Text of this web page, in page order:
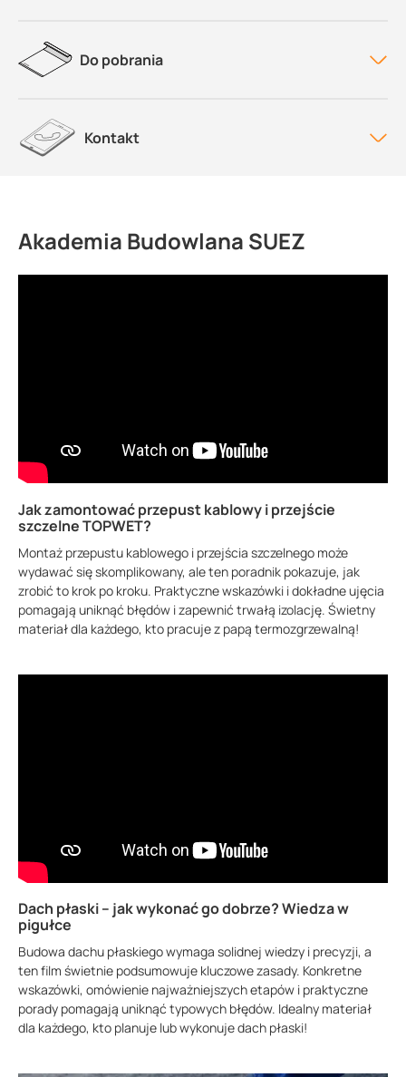
Do pobrania
Kontakt
Akademia Budowlana SUEZ
Jak zamontować przepust kablowy i przejście
szczelne TOPWET?
Montaż przepustu kablowego i przejścia szczelnego może
wydawać się skomplikowany, ale ten poradnik pokazuje, jak
zrobić to krok po kroku. Praktyczne wskazówki i dokładne ujęcia
pomagają uniknąć błędów i zapewnić trwałą izolację. Świetny
materiał dla każdego, kto pracuje z papą termozgrzewalną!
Dach płaski – jak wykonać go dobrze? Wiedza w
pigułce
Budowa dachu płaskiego wymaga solidnej wiedzy i precyzji, a
ten film świetnie podsumowuje kluczowe zasady. Konkretne
wskazówki, omówienie najważniejszych etapów i praktyczne
porady pomagają uniknąć typowych błędów. Idealny materiał
dla każdego, kto planuje lub wykonuje dach płaski!